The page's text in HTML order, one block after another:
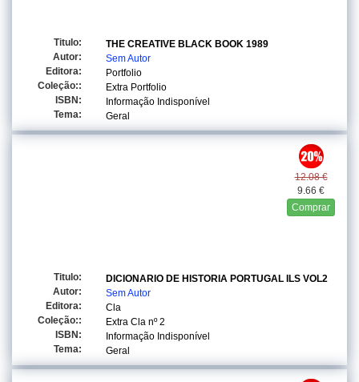
Titulo:
THE CREATIVE BLACK BOOK 1989
Autor:
Sem Autor
Editora:
Portfolio
Coleção::
Extra Portfolio
ISBN:
Informação Indisponível
Tema:
Geral
12.08 €
9.66 €
Comprar
Titulo:
DICIONARIO DE HISTORIA PORTUGAL ILS VOL2
Autor:
Sem Autor
Editora:
Cla
Coleção::
Extra Cla nº 2
ISBN:
Informação Indisponível
Tema:
Geral